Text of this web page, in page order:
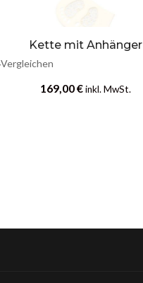
Kette mit Anhänger
Vergleichen
169,00€ inkl. MwSt.